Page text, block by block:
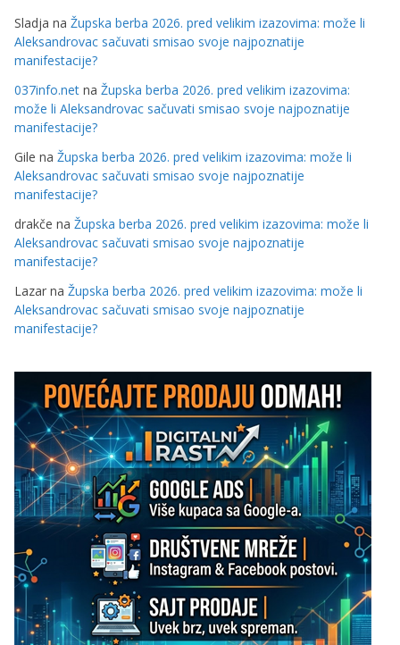
Sladja na Župska berba 2026. pred velikim izazovima: može li
Aleksandrovac sačuvati smisao svoje najpoznatije
manifestacije?
037info.net na Župska berba 2026. pred velikim izazovima:
može li Aleksandrovac sačuvati smisao svoje najpoznatije
manifestacije?
Gile na Župska berba 2026. pred velikim izazovima: može li
Aleksandrovac sačuvati smisao svoje najpoznatije
manifestacije?
drakče na Župska berba 2026. pred velikim izazovima: može li
Aleksandrovac sačuvati smisao svoje najpoznatije
manifestacije?
Lazar na Župska berba 2026. pred velikim izazovima: može li
Aleksandrovac sačuvati smisao svoje najpoznatije
manifestacije?